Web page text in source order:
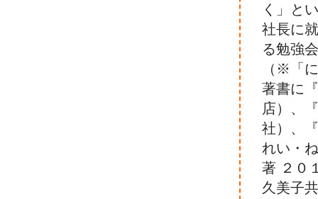
く」と
社長に
る勉強
（※「
著書に
店）、
社）、
れい・
著 ２０
久美子